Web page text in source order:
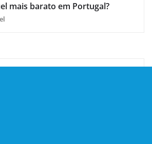
mais barato em Portugal?